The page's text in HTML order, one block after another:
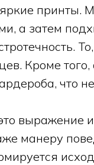
принты.
а затем
Кроме
что
выражение
манеру